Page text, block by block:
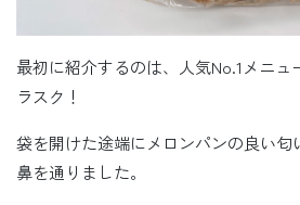
最初に紹介するのは、人気No.1メニュ
ラスク！
袋を開けた途端にメロンパンの良い匂
鼻を通りました。